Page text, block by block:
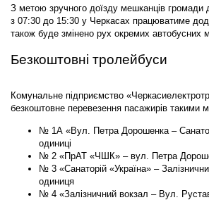
З метою зручного доїзду мешканців громади
з 07:30 до 15:30 у Черкасах працюватиме
також буде змінено рух окремих автобусних
Безкоштовні тролейбуси
Комунальне підприємство
безкоштовне перевезення пасажирів такими
№ 1А «Вул. Петра Дорошенка –
одиниці
№ 2 «ПрАТ «ЧШК» – вул. Петра
№ 3 «Санаторій «Україна» –
одиниця
№ 4 «Залізничний вокзал – Вул.